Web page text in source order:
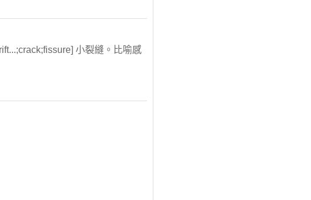
小裂縫。比喻感